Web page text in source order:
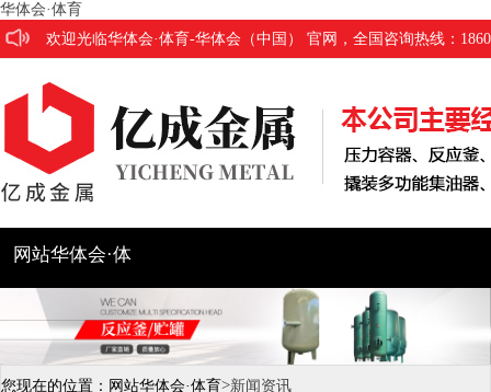
华体会·体育
欢迎光临华体会·体育-华体会（中国） 官网，全国咨询热线：
网站华体会·体
公司简介 产品展示
您现在的位置： 网站华体会·体育>新闻资讯